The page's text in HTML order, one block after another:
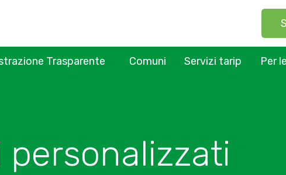
Trasparente Comuni Servizi tarip Per
personalizzati